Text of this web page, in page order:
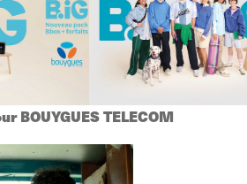
BOUYGUES TELECOM